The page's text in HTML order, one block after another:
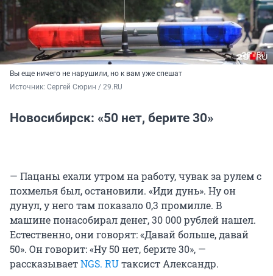
Вы еще ничего не нарушили, но к вам уже спешат
Источник: Сергей Сюрин / 29.RU
Новосибирск: «50 нет, берите 30»
— Пацаны ехали утром на работу, чувак за рулем с
похмелья был, остановили. «Иди дунь». Ну он
дунул, у него там показало 0,3 промилле. В
машине понасобирал денег, 30 000 рублей нашел.
Естественно, они говорят: «Давай больше, давай
50». Он говорит: «Ну 50 нет, берите 30», —
рассказываетNGS. RUтаксист Александр.